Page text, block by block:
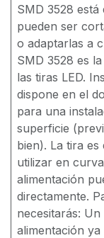
SMD 3528 está
pueden ser
o adaptarlas a
SMD 3528 es
las tiras LED.
dispone en el
para una
superficie
bien). La tira
utilizar en
alimentación
directamente.
necesitarás:
alimentación